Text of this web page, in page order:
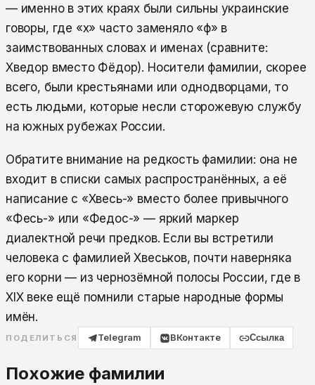
— именно в этих краях были сильны украинские
говоры, где «х» часто заменяло «ф» в
заимствованных словах и именах (сравните:
Хведор вместо Фёдор). Носители фамилии, скорее
всего, были крестьянами или однодворцами, то
есть людьми, которые несли сторожевую службу
на южных рубежах России.
Обратите внимание на редкость фамилии: она не
входит в списки самых распространённых, а её
написание с «Хвесь-» вместо более привычного
«Фесь-» или «Федос-» — яркий маркер
диалектной речи предков. Если вы встретили
человека с фамилией Хвеськов, почти наверняка
его корни — из чернозёмной полосы России, где в
XIX веке ещё помнили старые народные формы
имён.
ПОДЕЛИТЬСЯ Telegram ВКонтакте Ссылка
Похожие фамилии